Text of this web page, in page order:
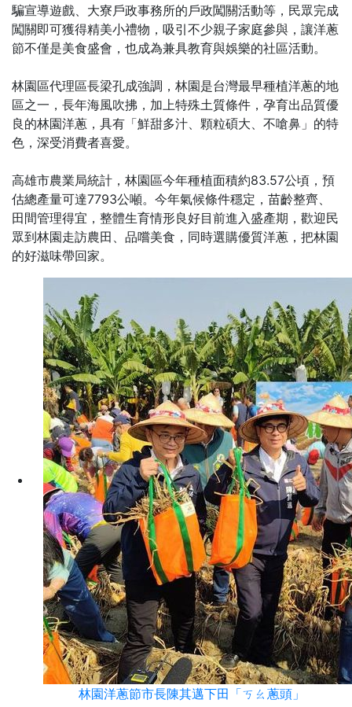
騙宣導遊戲、大寮戶政事務所的戶政闖關活動等，民眾完成
闖關即可獲得精美小禮物，吸引不少親子家庭參與，讓洋蔥
節不僅是美食盛會，也成為兼具教育與娛樂的社區活動。
林園區代理區長梁孔成強調，林園是台灣最早種植洋蔥的地
區之一，長年海風吹拂，加上特殊土質條件，孕育出品質優
良的林園洋蔥，具有「鮮甜多汁、顆粒碩大、不嗆鼻」的特
色，深受消費者喜愛。
高雄市農業局統計，林園區今年種植面積約83.57公頃，預
估總產量可達7793公噸。今年氣候條件穩定，苗齡整齊、
田間管理得宜，整體生育情形良好目前進入盛產期，歡迎民
眾到林園走訪農田、品嚐美食，同時選購優質洋蔥，把林園
的好滋味帶回家。
林園洋蔥節市長陳其邁下田「ㄎㄠ蔥頭」